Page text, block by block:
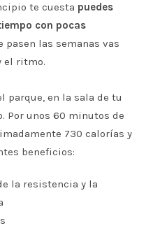
te cuesta puedes
con pocas
pasen las semanas vas
el ritmo.
parque, en la sala de tu
Por unos 60 minutos de
730 calorías y
beneficios:
la resistencia y la